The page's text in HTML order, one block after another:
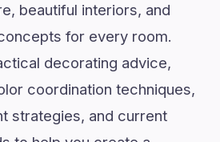
beautiful interiors, and
for every room.
decorating advice,
coordination techniques,
strategies, and current